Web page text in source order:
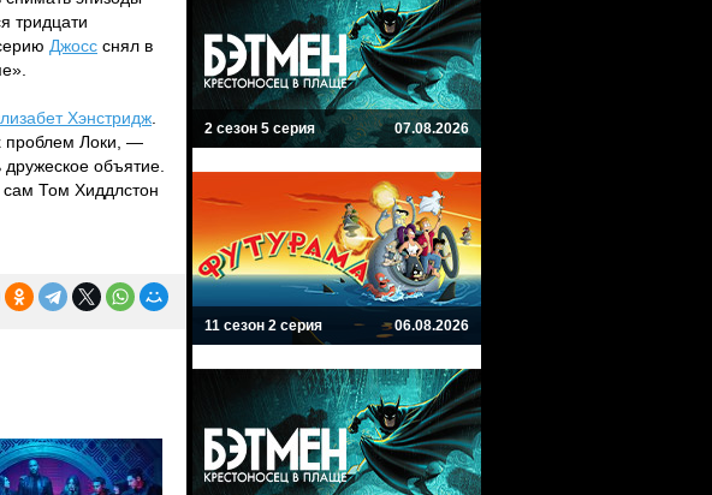
тридцати
Джосс снял в
Хэнстридж
проблем Локи, —
объятие.
Том Хиддлстон
2 сезон 5 серия 07.08.2026
11 сезон 2 серия 06.08.2026